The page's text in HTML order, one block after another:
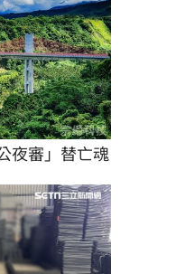
夜審」替亡魂